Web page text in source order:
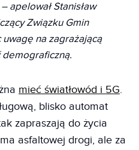
– apelował Stanisław
Związku Gmin
uwagę na zagrażającą
mieć światłowód i 5G.
blisko automat
zapraszają do życia
asfaltowej drogi, ale za